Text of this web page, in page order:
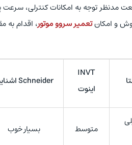
مدنظر توجه به امکانات کنترلی، سرعت
و امکانتعمیر سروو موتور، اقدام به
INVT
اینوت
Schneider اشنایدر
متوسط بسیار خوب